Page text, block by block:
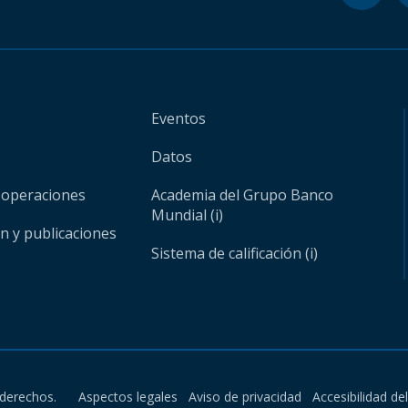
y publicaciones
Eventos
Datos
Academia del Grupo Banco
Mundial (i)
Sistema de calificación (i)
Aspectos legales Aviso de privacidad Accesibilidad